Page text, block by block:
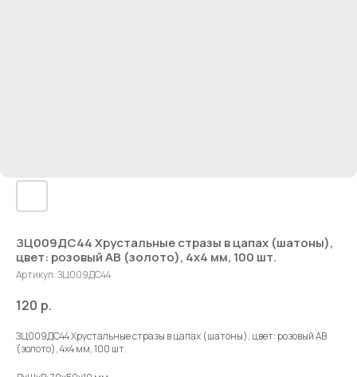
ЗЦ009ДС44 Хрустальные стразы в цапах (шатоны),
цвет: розовый AB (золото), 4х4 мм, 100 шт.
Артикул:ЗЦ009ДС44
120 р.
ЗЦ009ДС44 Хрустальные стразы в цапах (шатоны), цвет: розовый AB
(золото), 4х4 мм, 100 шт.